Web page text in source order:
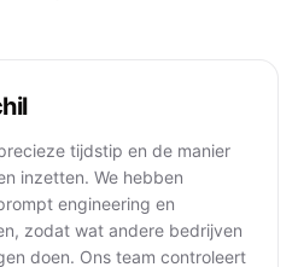
tijdstip en de manier
inzetten. We hebben
engineering en
zodat wat andere bedrijven
doen. Ons team controleert